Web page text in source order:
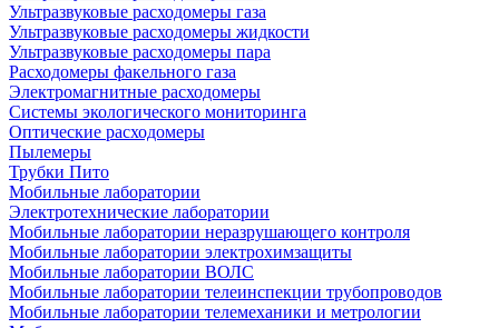
Ультразвуковые расходомеры газа
Ультразвуковые расходомеры жидкости
Ультразвуковые расходомеры пара
Расходомеры факельного газа
Электромагнитные расходомеры
Системы экологического мониторинга
Оптические расходомеры
Пылемеры
Трубки Пито
Мобильные лаборатории
Электротехнические лаборатории
Мобильные лаборатории неразрушающего контроля
Мобильные лаборатории электрохимзащиты
Мобильные лаборатории ВОЛС
Мобильные лаборатории телеинспекции трубопроводов
Мобильные лаборатории телемеханики и метрологии